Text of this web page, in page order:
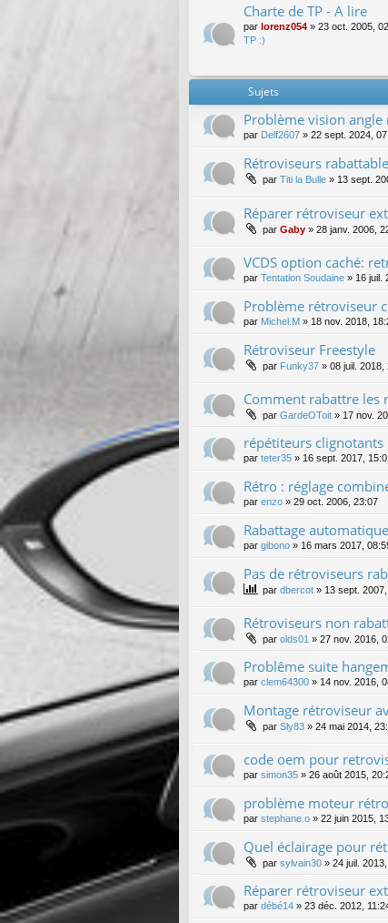
Charte de TP - A lire
par lorenz054 » 23 oct. 2005,
TP :)
Sujets
Problème vision
par Delf2607 » 22 sept. 2024,
Rétroviseurs
par Titi la Bulle » 13 sept.
Réparer rétroviseur
par Gaby » 28 janv. 2006,
VCDS option caché:
par Tentation Soudaine » 16 juil.
Problème rétroviseur
par Michel.M » 18 nov. 2018,
Rétroviseur Freestyle
par Funky37 » 08 juil. 2018,
Comment rabattre les
par GardeOToit » 17 nov.
répétiteurs
par teter35 » 16 sept. 2017,
Rétro : réglage
par enzo » 29 oct. 2006, 23:07
Rabattage
par gibono » 16 mars 2017,
Pas de rétroviseurs
par dbercot » 13 sept.
Rétroviseurs non
par olds01 » 27 nov. 2016,
Problême suite
par clem64300 » 14 nov. 2016,
Montage rétroviseur
par Sly83 » 24 mai 2014,
code oem pour
par simon35 » 26 août 2015,
problème moteur
par stephane.o » 22 juin 2015,
Quel éclairage pour
par sylvain30 » 24 juil.
Réparer rétroviseur
par débé14 » 23 déc. 2012,